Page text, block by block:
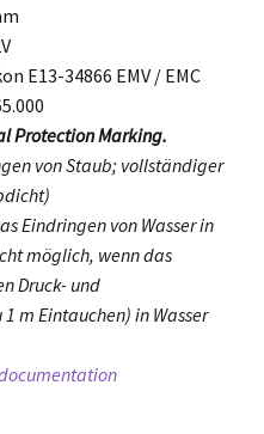
E13-34866 EMV / EMC
Protection Marking.
von Staub; vollständiger
Eindringen von Wasser in
möglich, wenn das
Druck- und
m Eintauchen) in Wasser